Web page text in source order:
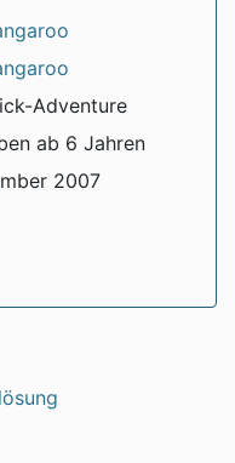
Adventure
ab 6 Jahren
2007